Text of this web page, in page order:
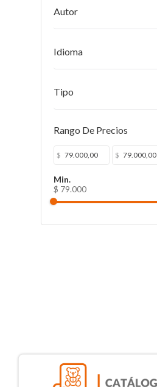
Autor
Idioma
Tipo
Rango De Precios
$ $
$ 79.000